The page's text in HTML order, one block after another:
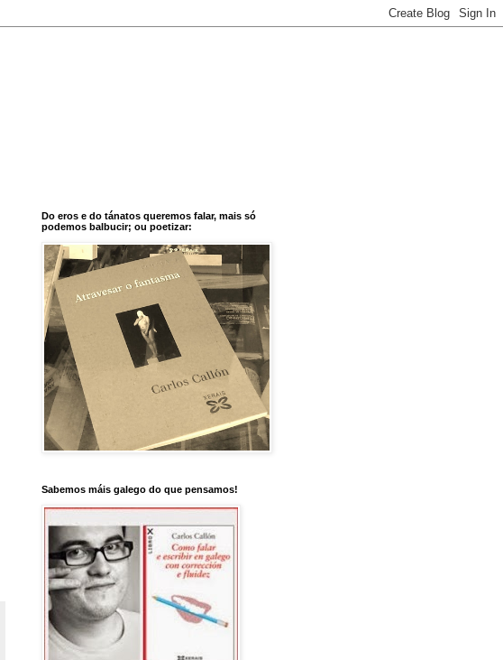
Do eros e do tánatos queremos falar, mais só
podemos balbucir; ou poetizar:
Sabemos máis galego do que pensamos!